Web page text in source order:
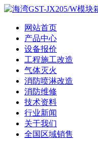
网站首页
产品中心
设备报价
工程施工改造
气体灭火
消防喷淋改造
消防维修
技术资料
行业新闻
关于我们
全国区域销售